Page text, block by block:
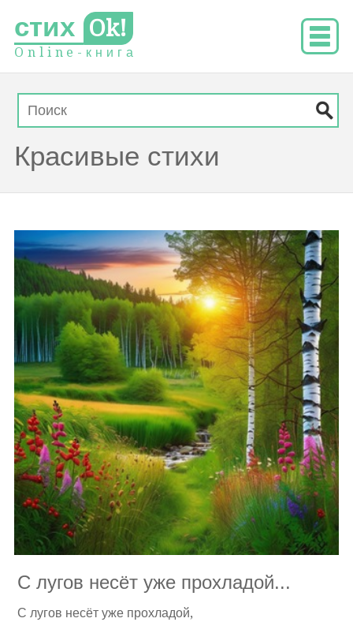
стих Ok!
O n l i n e - к н и г а
Красивые стихи
С лугов несёт уже прохладой...
С лугов несёт уже прохладой,